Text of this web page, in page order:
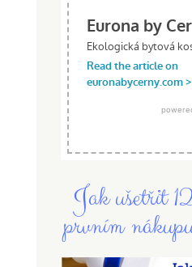
Jak ušetřit
prvním